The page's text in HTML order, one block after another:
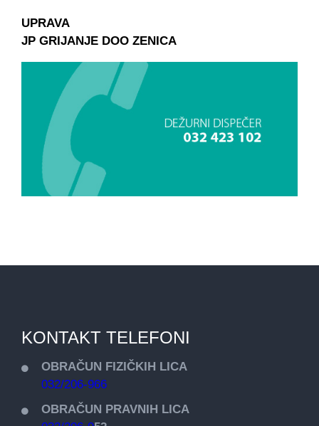
UPRAVA
JP GRIJANJE DOO ZENICA
KONTAKT TELEFONI
OBRAČUN FIZIČKIH LICA
032/206-966
OBRAČUN PRAVNIH LICA